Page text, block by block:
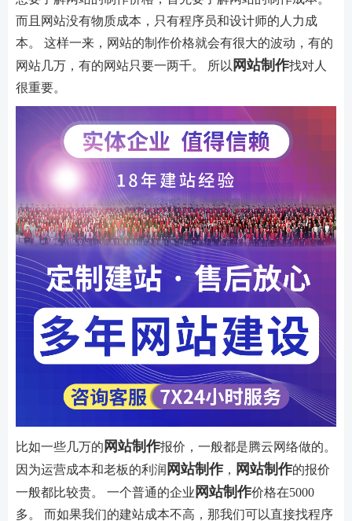
而且网站没有物质成本，只有程序员和设计师的人力成
本。 这样一来，网站的制作价格就会有很大的波动，有的
网站几万，有的网站只要一两千。 所以 网站制作找对人
很重要。
比如一些几万的 网站制作报价，一般都是腾云网络做的。
因为运营成本和老板的利润 网站制作， 网站制作的报价
一般都比较贵。 一个普通的企业 网站制作价格在5000
多。 而如果我们的建站成本不高，那我们可以直接找程序